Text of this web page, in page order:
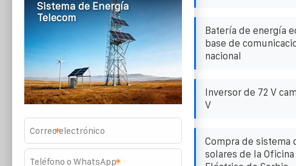
Batería de energía
base de
nacional
Inversor de 72 V
V
Compra de sistema
solares de la
Sistema de Energía
Telecom
*
*